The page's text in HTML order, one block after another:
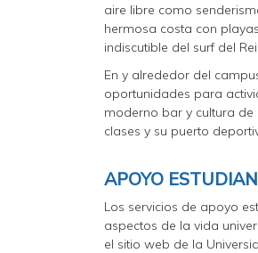
aire libre como
hermosa costa con
indiscutible del surf del
En y alrededor del
oportunidades para
moderno bar y cultura
clases y su puerto
APOYO
Los servicios de apoyo
aspectos de la vida
el sitio web de la